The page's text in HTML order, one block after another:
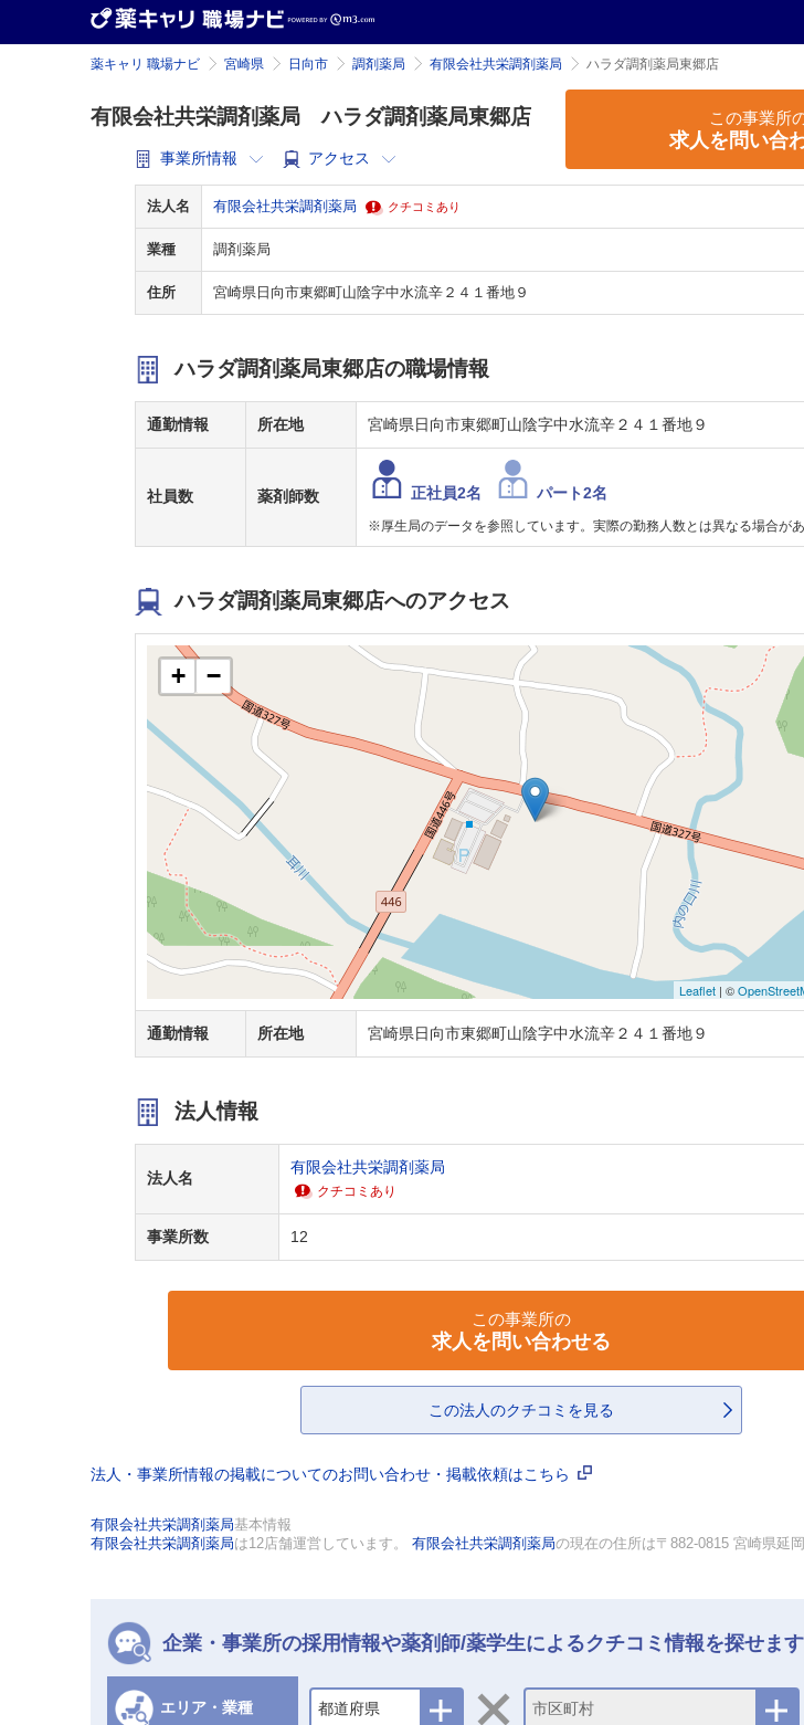
薬キャリ 職場ナビ 宮崎県 日向市 調剤薬局 有限会社共栄調剤薬局 ハラダ調剤薬局東郷店
有限会社共栄調剤薬局 ハラダ調剤薬局東郷店
事業所情報 アクセス
この事業所
求人を問い合
法人名 有限会社共栄調剤薬局 クチコミあり
業種 調剤薬局
住所 宮崎県日向市東郷町山陰字中水流辛２４１番地９
ハラダ調剤薬局東郷店の職場情報
通勤情報 所在地 宮崎県日向市東郷町山陰字中水流辛２４１番地９
社員数 薬剤師数 正社員2名 パート2名
※厚生局のデータを参照しています。実際の勤務人数とは異なる場合があ
ハラダ調剤薬局東郷店へのアクセス
+ −
Leaflet | ©
通勤情報 所在地 宮崎県日向市東郷町山陰字中水流辛２４１番地９
法人情報
法人名
有限会社共栄調剤薬局
クチコミあり
事業所数 12
この事業所の
求人を問い合わせる
この法人のクチコミを見る
法人・事業所情報の掲載についてのお問い合わせ・掲載依頼はこちら
有限会社共栄調剤薬局基本情報
有限会社共栄調剤薬局は12店舗運営しています。 有限会社共栄調剤薬局の現在の住所は〒882-0815 宮崎県延
企業・事業所の採用情報や薬剤師/薬学生によるクチコミ情報を探せます
エリア・業種 都道府県 市区町村